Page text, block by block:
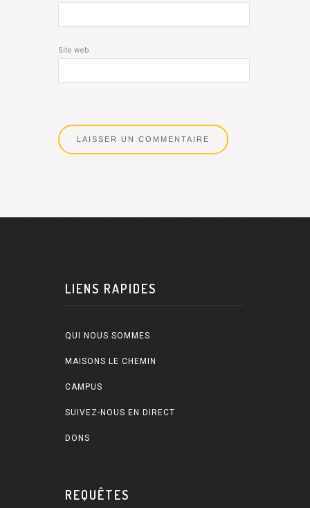
Site web
LIENS RAPIDES
QUI NOUS SOMMES
MAISONS LE CHEMIN
CAMPUS
SUIVEZ-NOUS EN DIRECT
DONS
REQUÊTES